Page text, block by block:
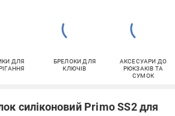
ДЛЯ
БРЕЛОКИ ДЛЯ
КЛЮЧІВ
АКСЕСУАРИ ДО
РЮКЗАКІВ ТА
СУМОК
силіконовий Primo SS2 для